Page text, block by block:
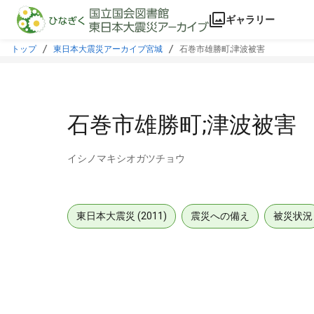
本文に飛ぶ
ギャラリー
トップ 東日本大震災アーカイブ宮城 石巻市雄勝町;津波被害
石巻市雄勝町;津波被害
イシノマキシオガツチョウ
東日本大震災 (2011) 震災への備え 被災状況